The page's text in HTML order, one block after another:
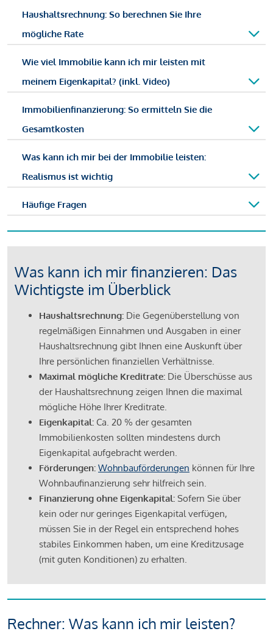
Haushaltsrechnung: So berechnen Sie Ihre
mögliche Rate
Wie viel Immobilie kann ich mir leisten mit
meinem Eigenkapital? (inkl. Video)
Immobilienfinanzierung: So ermitteln Sie die
Gesamtkosten
Was kann ich mir bei der Immobilie leisten:
Realismus ist wichtig
Häufige Fragen
Was kann ich mir finanzieren: Das
Wichtigste im Überblick
Haushaltsrechnung: Die Gegenüberstellung von
regelmäßigen Einnahmen und Ausgaben in einer
Haushaltsrechnung gibt Ihnen eine Auskunft über
Ihre persönlichen finanziellen Verhältnisse.
Maximal mögliche Kreditrate: Die Überschüsse aus
der Haushaltsrechnung zeigen Ihnen die maximal
mögliche Höhe Ihrer Kreditrate.
Eigenkapital: Ca. 20 % der gesamten
Immobilienkosten sollten mindestens durch
Eigenkapital aufgebracht werden.
Förderungen: Wohnbauförderungen können für Ihre
Wohnbaufinanzierung sehr hilfreich sein.
Finanzierung ohne Eigenkapital: Sofern Sie über
kein oder nur geringes Eigenkapital verfügen,
müssen Sie in der Regel ein entsprechend hohes
stabiles Einkommen haben, um eine Kreditzusage
(mit guten Konditionen) zu erhalten.
Rechner: Was kann ich mir leisten?